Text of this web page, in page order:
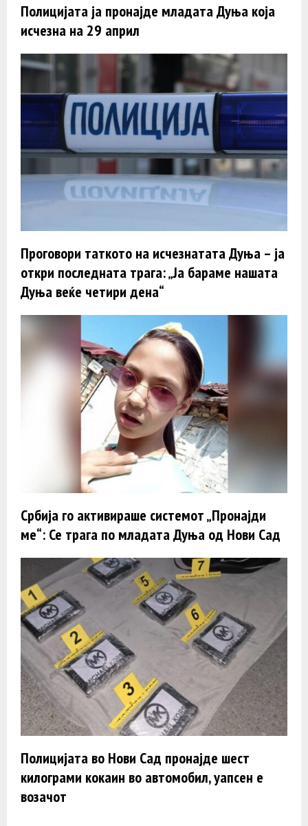
Полицијата ја пронајде младата Дуња која
исчезна на 29 април
Проговори таткото на исчезнатата Дуња – ја
откри последната трага: „Ја бараме нашата
Дуња веќе четири дена“
Србија го активираше системот „Пронајди
ме“: Се трага по младата Дуња од Нови Сад
Полицијата во Нови Сад пронајде шест
килограми кокаин во автомобил, уапсен е
возачот